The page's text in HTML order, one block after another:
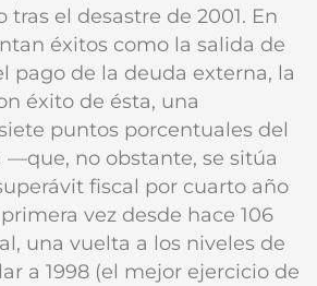
tras el desastre de 2001. En
éxitos como la salida de
pago de la deuda externa, la
éxito de ésta, una
puntos porcentuales del
—que, no obstante, se sitúa
fiscal por cuarto año
vez desde hace 106
una vuelta a los niveles de
a 1998 (el mejor ejercicio de